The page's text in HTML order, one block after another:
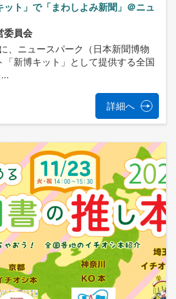
ット」で「まわしよみ新聞」＠ニュ
委員会
、ニュースパーク（日本新聞博物
「新博キット」として提供する全国
…
詳細へ